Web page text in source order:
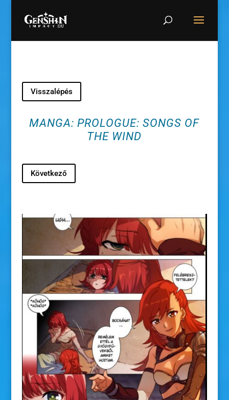
Visszalépés
MANGA: PROLOGUE: SONGS OF
THE WIND
Következő